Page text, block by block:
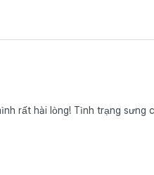
rất hài lòng! Tình trạng sưng